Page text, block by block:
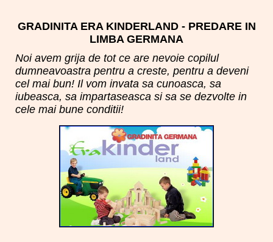
GRADINITA ERA KINDERLAND - PREDARE IN
LIMBA GERMANA
Noi avem grija de tot ce are nevoie copilul
dumneavoastra pentru a creste, pentru a deveni
cel mai bun! Il vom invata sa cunoasca, sa
iubeasca, sa impartaseasca si sa se dezvolte in
cele mai bune conditii!